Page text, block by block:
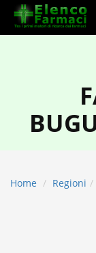
Home Regioni